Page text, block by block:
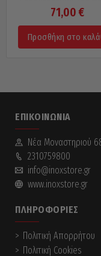
71,00 €
Προσθήκη στο
ΕΠΙΚΟΙΝΩΝΊΑ
Νέα Mοναστηριού
2310759800
info@inoxstore.gr
www.inoxstore.gr
ΠΛΗΡΟΦΟΡΊΕΣ
Πολιτική Απορρήτου
Πολιτική Cookies